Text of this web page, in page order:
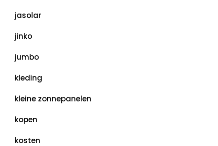
jasolar
jinko
jumbo
kleding
kleine zonnepanelen
kopen
kosten